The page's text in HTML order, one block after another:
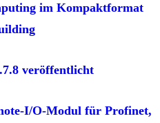
im Kompaktformat
veröffentlicht
I/O-Modul für Profinet,